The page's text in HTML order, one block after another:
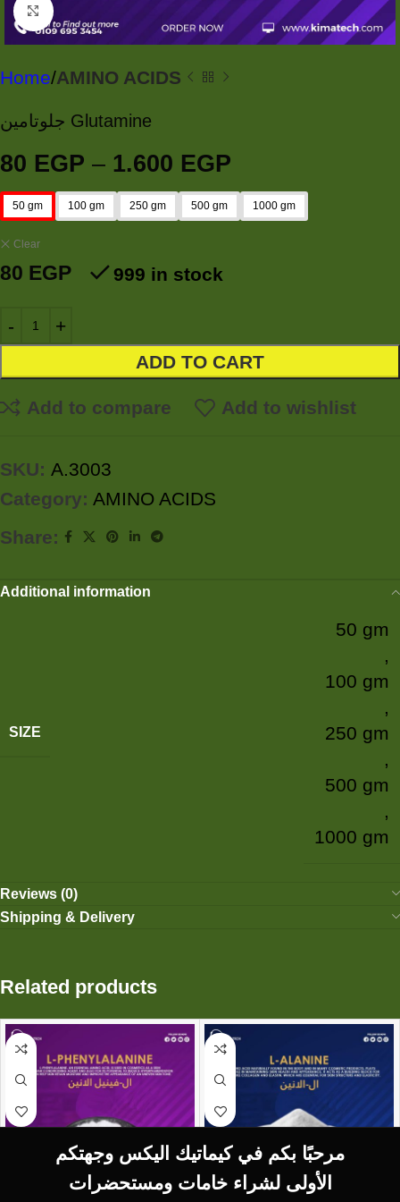
مرحبًا بكم في كيماتيك اليكس وجهتكم
الأولى لشراء خامات ومستحضرات
Click to enlarge
Home AMINO ACIDS
جلوتامين Glutamine
80 EGP – 1.600 EGP
50 gm 100 gm 250 gm 500 gm 1000 gm
Clear
80 EGP 999 in stock
ADD TO CART
Add to compare Add to wishlist
SKU: A.3003
Category: AMINO ACIDS
Share:
Additional information
SIZE
50 gm
,
100 gm
,
250 gm
,
500 gm
,
1000 gm
Reviews (0)
Shipping & Delivery
Related products